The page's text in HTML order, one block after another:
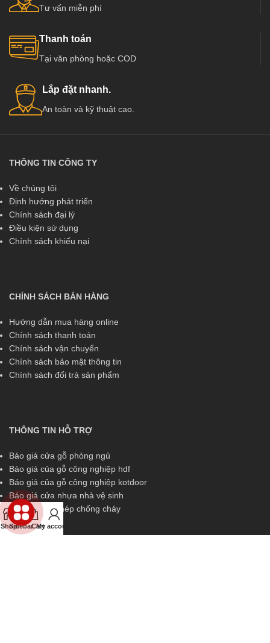
Tư vấn miễn phí
Thanh toán
Tại văn phòng hoặc COD
Lắp đặt nhanh.
An toàn và kỹ thuật cao.
THÔNG TIN CÔNG TY
Về chúng tôi
Định hướng phát triển
Chính sách đại lý
Điều kiện sử dụng
Chính sách khiếu nại
CHÍNH SÁCH BÁN HÀNG
Hướng dẫn mua hàng online
Chính sách thanh toán
Chính sách vận chuyển
Chính sách bảo mật thông tin
Chính sách đổi trả sản phẩm
THÔNG TIN HỖ TRỢ
Báo giá cửa gỗ phòng ngủ
Báo giá của gỗ công nghiệp hdf
Báo giá của gỗ công nghiệp kotdoor
Báo giá cửa nhựa nhà vệ sinh
Báo giá cửa thép chống cháy
ShopSidebarCart
My account